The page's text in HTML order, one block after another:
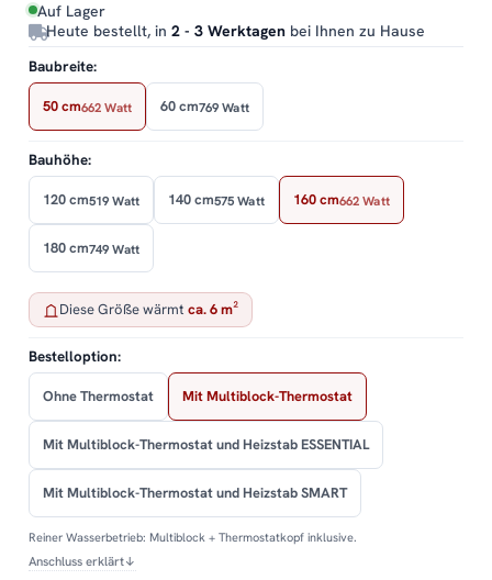
Auf Lager
Heute bestellt, in 2 - 3 Werktagen bei Ihnen zu Hause
Baubreite:
50 cm662 Watt 60 cm769 Watt
Bauhöhe:
120 cm519 Watt 140 cm575 Watt 160 cm662 Watt
180 cm749 Watt
Diese Größe wärmt ca. 6 m²
Bestelloption:
Ohne Thermostat Mit Multiblock-Thermostat
Mit Multiblock-Thermostat und Heizstab ESSENTIAL
Mit Multiblock-Thermostat und Heizstab SMART
Reiner Wasserbetrieb: Multiblock + Thermostatkopf inklusive.
Anschluss erklärt↓